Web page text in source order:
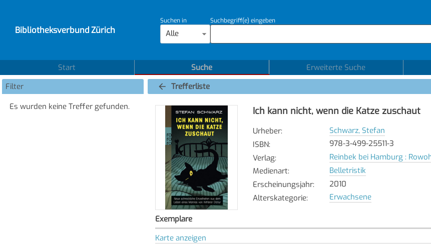
Bibliotheksverbund Zürich
Suchen in
Alle
Suchbegriff(e) eingeben
Start Suche Erweiterte Suche
Filter
Es wurden keine Treffer gefunden.
Trefferliste
Ich kann nicht, wenn die Katze zuschaut
Urheber:
Schwarz, Stefan
ISBN:
978-3-499-25511-3
Verlag:
Reinbek bei Hamburg :
Medienart:
Belletristik
Erscheinungsjahr:
2010
Alterskategorie: Erwachsene
Exemplare
Karte anzeigen